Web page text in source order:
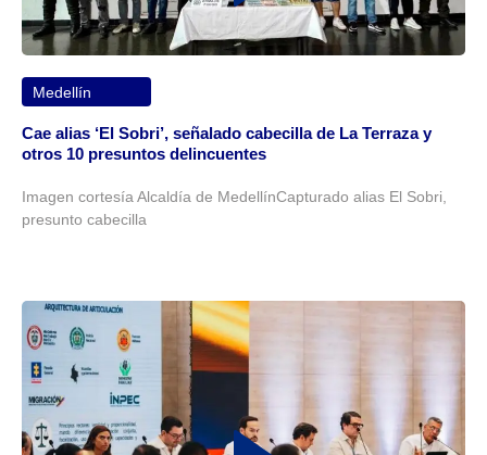
Medellín
Cae alias ‘El Sobri’, señalado cabecilla de La Terraza y
otros 10 presuntos delincuentes
Imagen cortesía Alcaldía de MedellínCapturado alias El Sobri,
presunto cabecilla